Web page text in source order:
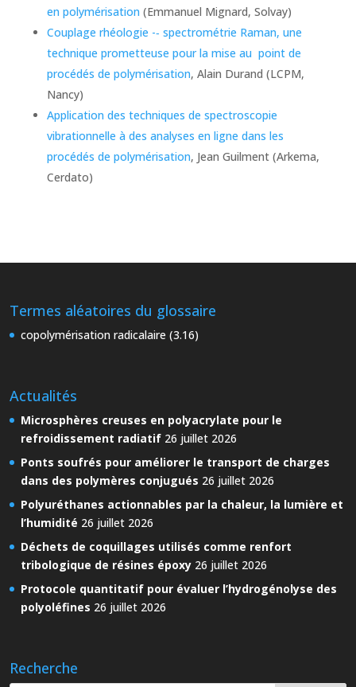
en polymérisation (Emmanuel Mignard, Solvay)
Couplage rhéologie -­‐ spectrométrie Raman, une
technique prometteuse pour la mise au point de
procédés de polymérisation, Alain Durand (LCPM,
Nancy)
Application des techniques de spectroscopie
vibrationnelle à des analyses en ligne dans les
procédés de polymérisation, Jean Guilment (Arkema,
Cerdato)
Termes aléatoires du glossaire
copolymérisation radicalaire (3.16)
Actualités
Microsphères creuses en polyacrylate pour le
refroidissement radiatif 26 juillet 2026
Ponts soufrés pour améliorer le transport de charges
dans des polymères conjugués 26 juillet 2026
Polyuréthanes actionnables par la chaleur, la lumière et
l’humidité 26 juillet 2026
Déchets de coquillages utilisés comme renfort
tribologique de résines époxy 26 juillet 2026
Protocole quantitatif pour évaluer l’hydrogénolyse des
polyoléfines 26 juillet 2026
Recherche